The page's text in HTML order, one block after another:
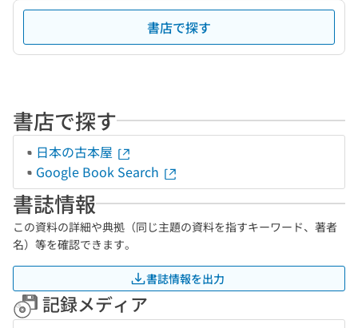
書店で探す
書店で探す
日本の古本屋
Google Book Search
書誌情報
この資料の詳細や典拠（同じ主題の資料を指すキーワード、著者
名）等を確認できます。
書誌情報を出力
記録メディア